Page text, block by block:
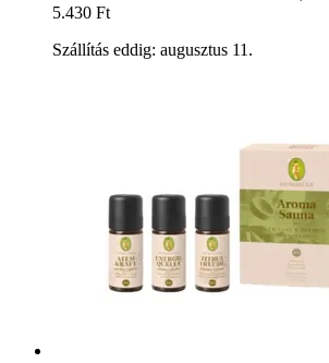
5.430 Ft
Szállítás eddig: augusztus 11.